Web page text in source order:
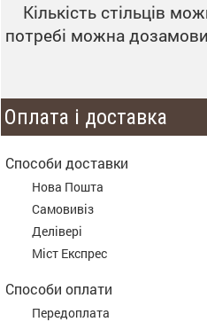
Кількість стільців
потребі можна
Оплата і доставка
Способи доставки
Нова Пошта
Самовивіз
Делівері
Міст Експрес
Способи оплати
Передоплата